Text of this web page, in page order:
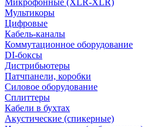
Микрофонные (XLR-XLR)
Мультикоры
Цифровые
Кабель-каналы
Коммутационное оборудование
DI-боксы
Дистрибьютеры
Патчпанели, коробки
Силовое оборудование
Сплиттеры
Кабели в бухтах
Акустические (спикерные)